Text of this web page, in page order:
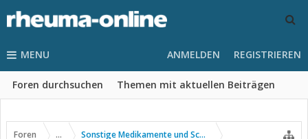
MENU
Foren durchsuchen Themen mit aktuellen Beiträgen
ANMELDEN REGISTRIEREN
Foren ... Sonstige Medikamente und Schmerztherapie